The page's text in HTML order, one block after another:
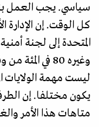
سياسي. يجب العمل
كل الوقت. إن الإدارة
المتحدة إلى لجنة
وغيره 80 في
ليست مهمة الولايات
يكون مختلفا. إن
متاهات هذا الأمر